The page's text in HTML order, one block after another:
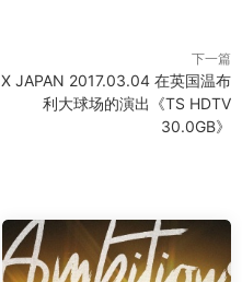
下一篇
X JAPAN 2017.03.04 在英国温布
利大球场的演出《TS HDTV
30.0GB》